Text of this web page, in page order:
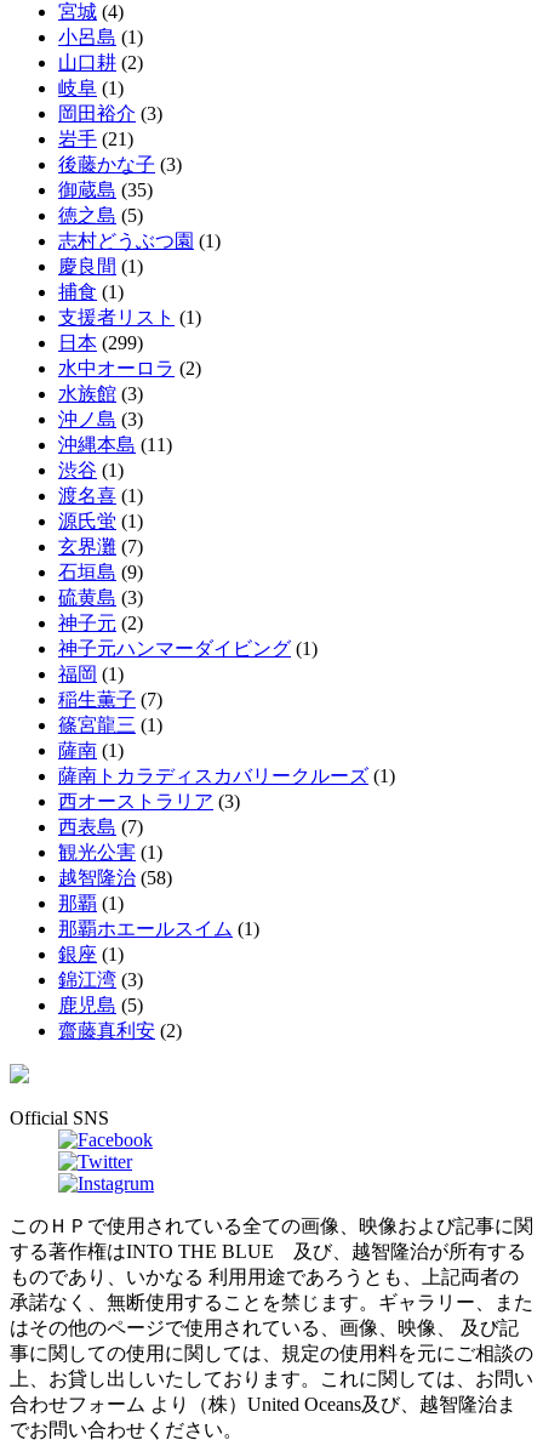
宮城 (4)
小呂島 (1)
山口耕 (2)
岐阜 (1)
岡田裕介 (3)
岩手 (21)
後藤かな子 (3)
御蔵島 (35)
徳之島 (5)
志村どうぶつ園 (1)
慶良間 (1)
捕食 (1)
支援者リスト (1)
日本 (299)
水中オーロラ (2)
水族館 (3)
沖ノ島 (3)
沖縄本島 (11)
渋谷 (1)
渡名喜 (1)
源氏蛍 (1)
玄界灘 (7)
石垣島 (9)
硫黄島 (3)
神子元 (2)
神子元ハンマーダイビング (1)
福岡 (1)
稲生薫子 (7)
篠宮龍三 (1)
薩南 (1)
薩南トカラディスカバリークルーズ (1)
西オーストラリア (3)
西表島 (7)
観光公害 (1)
越智隆治 (58)
那覇 (1)
那覇ホエールスイム (1)
銀座 (1)
錦江湾 (3)
鹿児島 (5)
齋藤真利安 (2)
Official SNS
このＨＰで使用されている全ての画像、映像および記事に関
する著作権はINTO THE BLUE 及び、越智隆治が所有する
ものであり、いかなる 利用用途であろうとも、上記両者の
承諾なく、無断使用することを禁じます。ギャラリー、また
はその他のページで使用されている、画像、映像、 及び記
事に関しての使用に関しては、規定の使用料を元にご相談の
上、お貸し出しいたしております。これに関しては、お問い
合わせフォーム より（株）United Oceans及び、越智隆治ま
でお問い合わせください。